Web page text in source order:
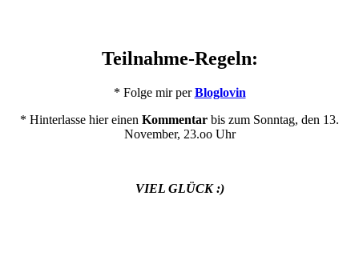
Teilnahme-Regeln:
* Folge mir perBloglovin
* Hinterlasse hier einen Kommentar bis zum Sonntag, den 13.
November, 23.oo Uhr
VIEL GLÜCK :)